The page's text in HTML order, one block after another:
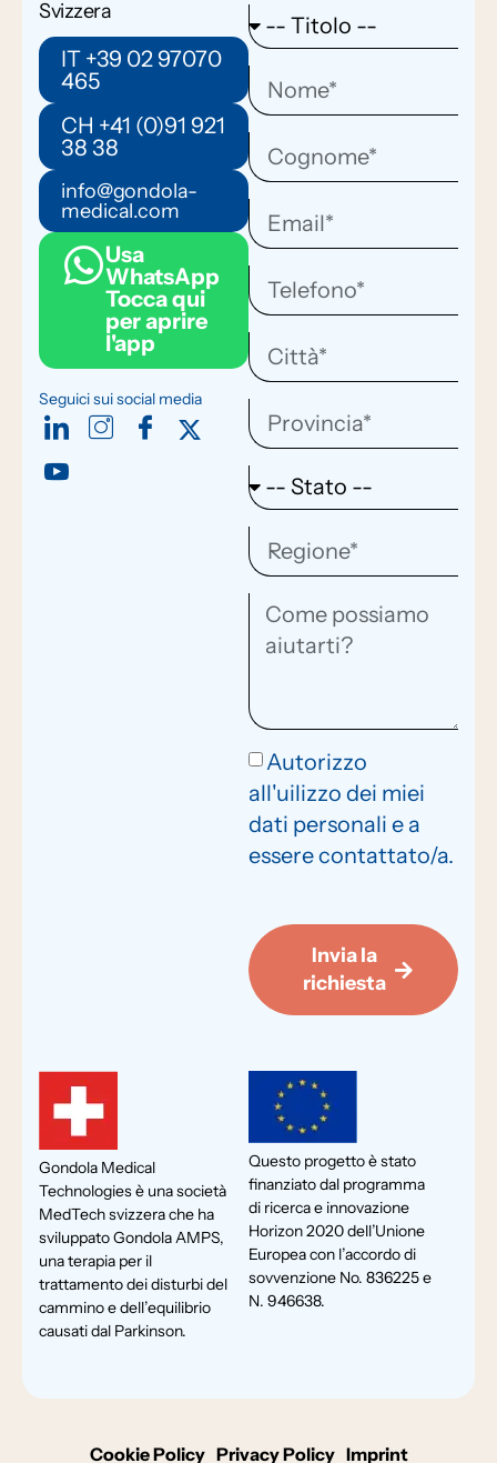
Svizzera
IT +39 02 97070
465
CH +41 (0)91 921
38 38
info@gondola-
medical.com
Usa
WhatsApp
Tocca qui
per aprire
l'app
Seguici sui social media
Autorizzo
all'uilizzo dei miei
dati personali e a
essere contattato/a.
Invia la
richiesta
Gondola Medical
Technologies è una società
MedTech svizzera che ha
sviluppato Gondola AMPS,
una terapia per il
trattamento dei disturbi del
cammino e dell’equilibrio
causati dal Parkinson.
Questo progetto è stato
finanziato dal programma
di ricerca e innovazione
Horizon 2020 dell’Unione
Europea con l’accordo di
sovvenzione No. 836225 e
N. 946638.
Cookie Policy Privacy Policy Imprint